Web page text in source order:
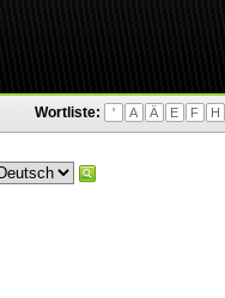
Wortliste: ' A Ä E F H